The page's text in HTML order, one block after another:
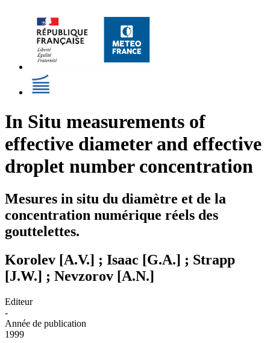
In Situ measurements of
effective diameter and effective
droplet number concentration
Mesures in situ du diamètre et de la
concentration numérique réels des
gouttelettes.
Korolev [A.V.] ; Isaac [G.A.] ; Strapp
[J.W.] ; Nevzorov [A.N.]
Editeur
-
Année de publication
1999